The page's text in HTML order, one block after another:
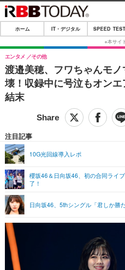
ホーム
IT・デジタル
IT・デジタルTOP
ショッピング
SPEED TEST
エンタメ
エンタメTOP
音楽
グラビア
ペット
その他
リリース一覧
プッシュ通知の停止方法
ホーム IT・デジタル SPEED TEST
渡邉美穂、フワちゃんモ
壊！収録中に号泣もオン
結末
エンタメ その他
注目記事
10G光回線導入レポ
櫻坂46＆日向坂46、初の合同ライ
了！
日向坂46、5thシングル「君しか勝